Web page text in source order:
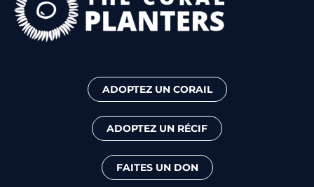
ADOPTEZ UN CORAIL
ADOPTEZ UN RÉCIF
FAITES UN DON